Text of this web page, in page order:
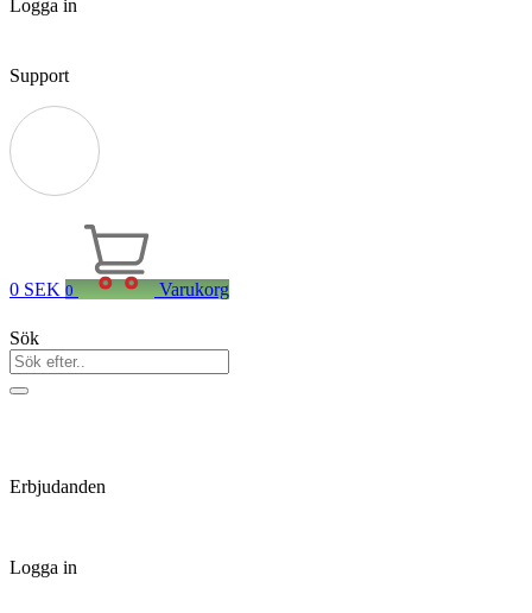
Logga in
Support
0 SEK 0 Varukorg
Sök
Erbjudanden
Logga in